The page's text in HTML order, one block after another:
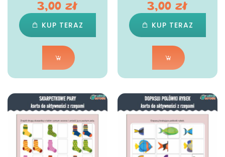
3,00zł
KUP TERAZ
3,00zł
KUP TERAZ